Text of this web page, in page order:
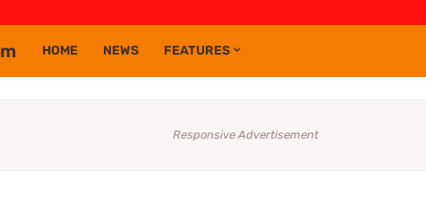
HOME NEWS FEATURES
Responsive Advertisement